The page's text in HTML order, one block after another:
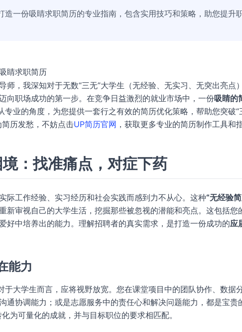
造一份吸睛求职简历的专业指南，包含实用技巧和策略，助您提升
睛求职简历
师，我深知对于无数“三无”大学生（无经验、无实习、无突出亮点
向职场成功的第一步。在竞争日益激烈的就业市场中，一份吸睛的
专业的角度，为您提供一套行之有效的简历优化策略，帮助您突破“
历发愁，不妨点击UP简历官网 ，获取更多专业的简历制作工具和指
：找准痛点，对症下药
际工作经验、实习经历和社会实践而感到力不从心。这种“无经验
新审视自己的大学生活，挖掘那些被忽视的潜能和亮点。这包括您
好中培养出的能力。理解招聘者的真实需求，是打造一份成功的应
能力
大学生而言，应将视野放宽。您在课堂项目中的团队协作、数据分
通协调能力；或是志愿服务中的责任心和解决问题能力，都是宝贵
为可量化的成就，并与目标职位的要求相匹配。